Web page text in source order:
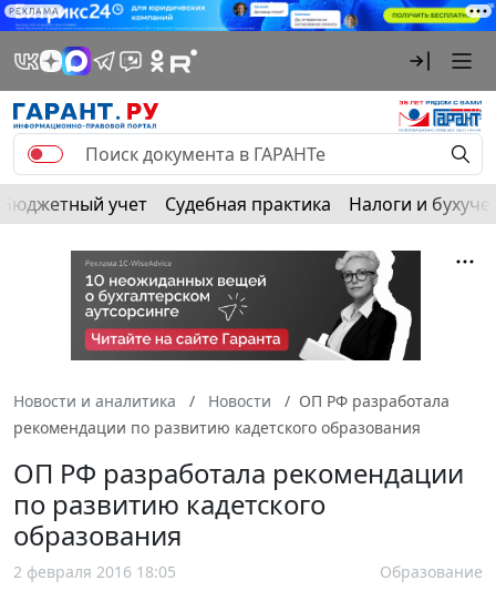
РЕКЛАМА
Бюджетный учет Судебная практика Налоги и
Новости и аналитика Новости
ОП РФ разработала
рекомендации по развитию кадетского образования
ОП РФ разработала рекомендации
по развитию кадетского
образования
2 февраля 2016 18:05 Образование